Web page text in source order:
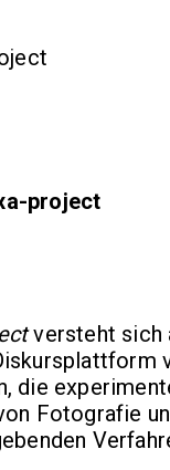
project
versteht sich
die
Fotografie